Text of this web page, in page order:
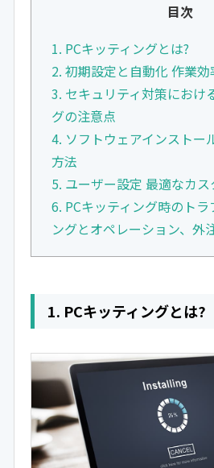
目次
1. PCキッティングとは?
2. 初期設定と自動化 作業
3. セキュリティ対策におけ
グの注意点
4. ソフトウェアインストー
方法
5. ユーザー設定 最適なカ
6. PCキッティング時のトラ
ングとオペレーション、外
1. PCキッティングとは?